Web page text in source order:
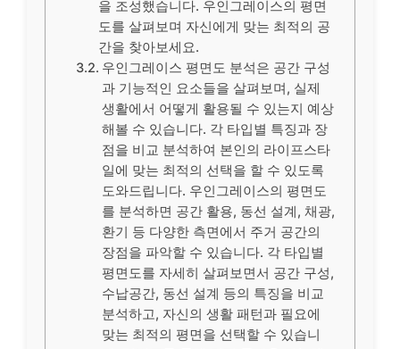
을 조성했습니다. 우인그레이스의 평면
도를 살펴보며 자신에게 맞는 최적의 공
간을 찾아보세요.
우인그레이스 평면도 분석은 공간 구성
과 기능적인 요소들을 살펴보며, 실제
생활에서 어떻게 활용될 수 있는지 예상
해볼 수 있습니다. 각 타입별 특징과 장
점을 비교 분석하여 본인의 라이프스타
일에 맞는 최적의 선택을 할 수 있도록
도와드립니다. 우인그레이스의 평면도
를 분석하면 공간 활용, 동선 설계, 채광,
환기 등 다양한 측면에서 주거 공간의
장점을 파악할 수 있습니다. 각 타입별
평면도를 자세히 살펴보면서 공간 구성,
수납공간, 동선 설계 등의 특징을 비교
분석하고, 자신의 생활 패턴과 필요에
맞는 최적의 평면을 선택할 수 있습니